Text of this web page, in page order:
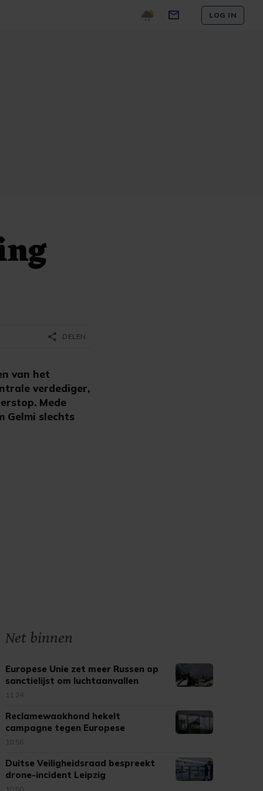
LOG IN
van het
verdediger,
Mede
Gelmi slechts
share DELEN
Net binnen
Europese Unie zet meer Russen op
sanctielijst om luchtaanvallen
11:24
Reclamewaakhond hekelt
campagne tegen Europese
tabaksregels
10:56
Duitse Veiligheidsraad bespreekt
drone-incident Leipzig
10:50